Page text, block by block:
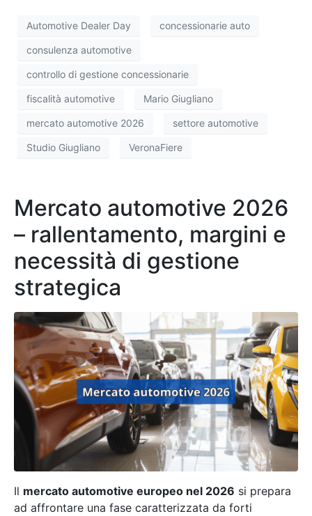
Automotive Dealer Day concessionarie auto
consulenza automotive
controllo di gestione concessionarie
fiscalità automotive Mario Giugliano
mercato automotive 2026 settore automotive
Studio Giugliano VeronaFiere
Mercato automotive 2026
– rallentamento, margini e
necessità di gestione
strategica
Il mercato automotive europeo nel 2026 si prepara
ad affrontare una fase caratterizzata da forti